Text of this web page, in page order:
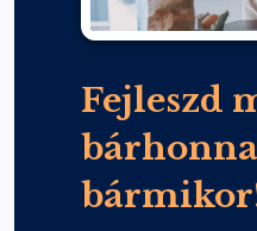
Fejleszd